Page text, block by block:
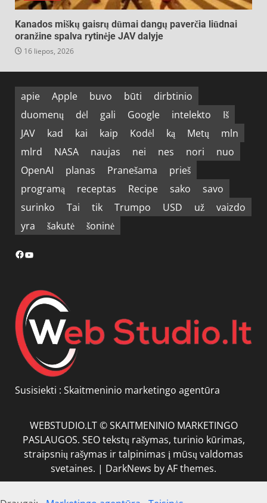
Kanados miškų gaisrų dūmai dangų paverčia liūdnai
oranžine spalva rytinėje JAV dalyje
16 liepos, 2026
apie Apple buvo būti
dirbtinio
duomenų
dėl gali Google intelekto
Iš
JAV
kad kai kaip Kodėl ką Metų
mln
mlrd
NASA naujas nei nes nori
nuo
OpenAI
planas Pranešama
prieš
programą
receptas Recipe sako
savo
surinko
Tai tik Trumpo USD už
vaizdo
yra
šakutė šoninė
Facebook
YouTube
Susisiekti : Skaitmeninio marketingo agentūra
WEBSTUDIO.LT © SKAITMENINIO MARKETINGO
PASLAUGOS. SEO tekstų rašymas, turinio kūrimas,
straipsnių rašymas ir talpinimas į mūsų valdomas
svetaines. | DarkNews by AF themes.